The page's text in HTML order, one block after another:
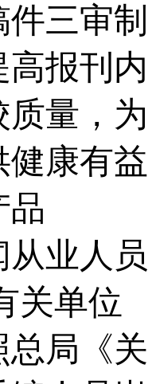
三审制
高报刊内
量，为
健康有益
产品
业人员
关单位
总局《关